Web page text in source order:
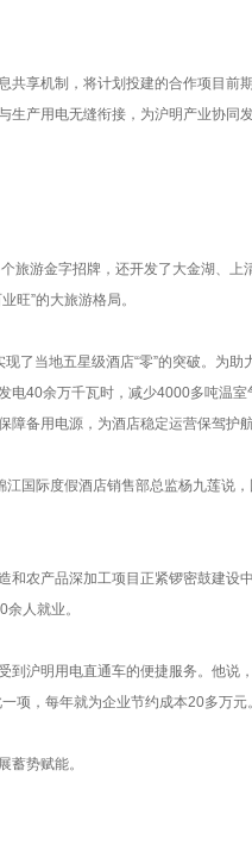
享机制，将计划投建的合作项目前
生产用电无缝衔接，为沪明产业协同
游金字招牌，还开发了大金湖、上
旺”的大旅游格局。
当地五星级酒店“零”的突破。为助
电40余万千瓦时，减少4000多吨温室
备用电源，为酒店稳定运营保驾护航
国际度假酒店销售部总监杨九莲说
农产品深加工项目正紧锣密鼓建设
人就业。
沪明用电直通车的便捷服务。他说
项，每年就为企业节约成本20多万元
势赋能。